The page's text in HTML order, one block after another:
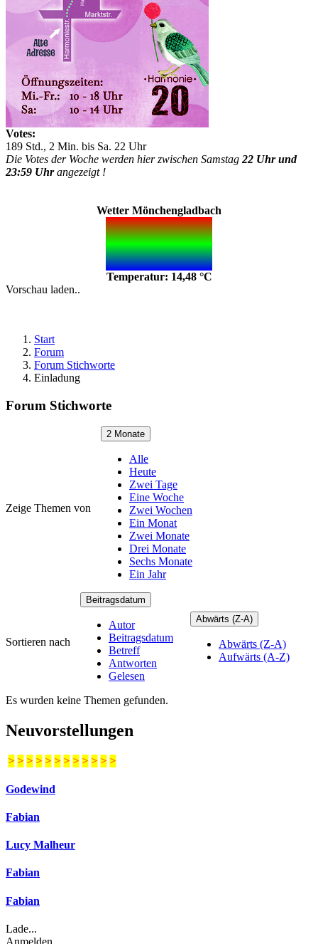
Votes:
189 Std., 2 Min. bis Sa. 22 Uhr
Die Votes der Woche werden hier zwischen Samstag 22 Uhr und
23:59 Uhrangezeigt !
Wetter Mönchengladbach
Temperatur: 14,48 °C
Vorschau laden..
Start
Forum
Forum Stichworte
Einladung
Forum Stichworte
Zeige Themen von
2 Monate
Alle
Heute
Zwei Tage
Eine Woche
Zwei Wochen
Ein Monat
Zwei Monate
Drei Monate
Sechs Monate
Ein Jahr
Sortieren nach
Beitragsdatum
Autor
Beitragsdatum
Betreff
Antworten
Gelesen
Abwärts (Z-A)
Abwärts (Z-A)
Aufwärts (A-Z)
Es wurden keine Themen gefunden.
Neuvorstellungen
> > > > > > > > > > > >
Godewind
Fabian
Lucy Malheur
Fabian
Fabian
Lade...
Anmelden